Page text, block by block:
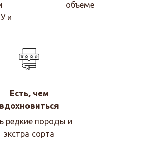
и
объеме
Есть, чем
вдохновиться
редкие породы и
экстра сорта